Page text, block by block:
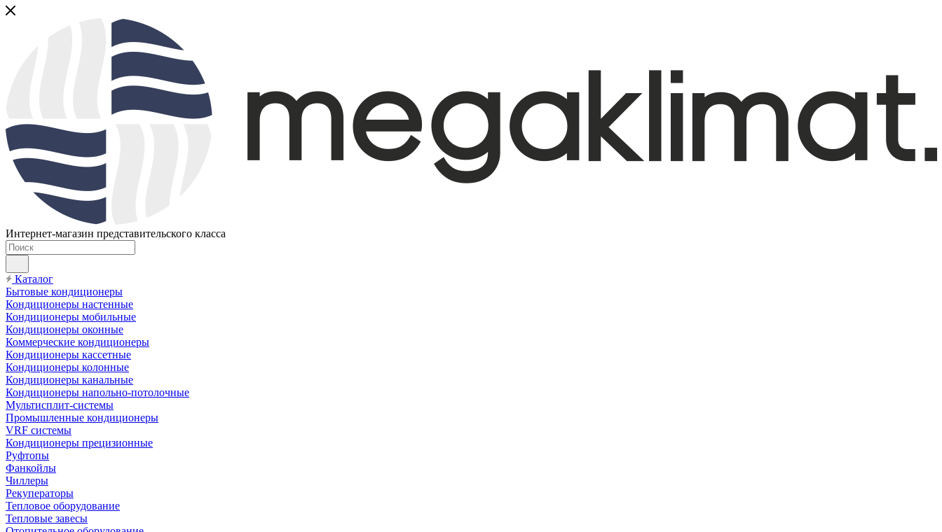
Интернет-магазин представительского класса
Каталог
Бытовые кондиционеры
Кондиционеры настенные
Кондиционеры мобильные
Кондиционеры оконные
Коммерческие кондиционеры
Кондиционеры кассетные
Кондиционеры колонные
Кондиционеры канальные
Кондиционеры напольно-потолочные
Мультисплит-системы
Промышленные кондиционеры
VRF системы
Кондиционеры прецизионные
Руфтопы
Фанкойлы
Чиллеры
Рекуператоры
Тепловое оборудование
Тепловые завесы